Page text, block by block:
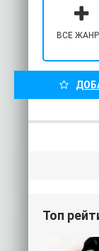
ВСЕ
Топ